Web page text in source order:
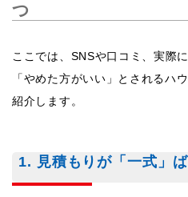
つ
ここでは、SNSや口コミ、実際
「やめた方がいい」とされるハ
紹介します。
1. 見積もりが「一式」